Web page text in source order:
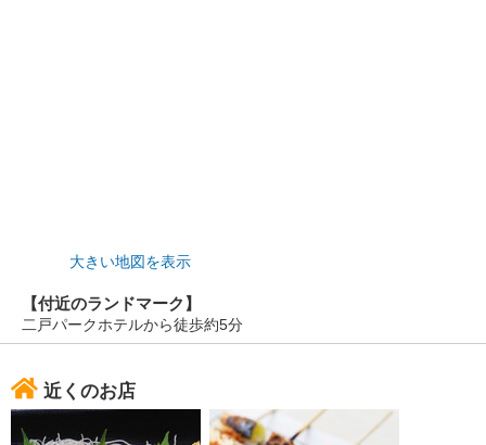
大きい地図を表示
【付近のランドマーク】
二戸パークホテルから徒歩約5分
近くのお店